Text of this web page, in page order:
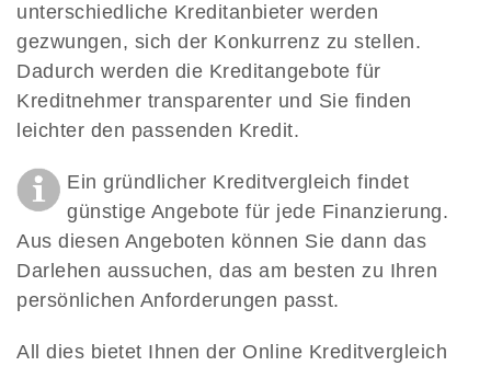
unterschiedliche Kreditanbieter werden
gezwungen, sich der Konkurrenz zu stellen.
Dadurch werden die Kreditangebote für
Kreditnehmer transparenter und Sie finden
leichter den passenden Kredit.
Ein gründlicher Kreditvergleich findet
günstige Angebote für jede Finanzierung.
Aus diesen Angeboten können Sie dann das
Darlehen aussuchen, das am besten zu Ihren
persönlichen Anforderungen passt.
All dies bietet Ihnen der Online Kreditvergleich